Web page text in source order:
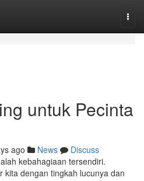
untuk Pecinta
ago News
Discuss
kebahagiaan tersendiri.
kita dengan tingkah lucunya dan